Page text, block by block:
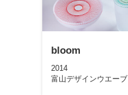
bloom
2014
富山デザインウエーブ